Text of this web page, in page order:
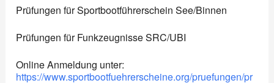
Prüfungen für Sportbootführerschein See/Binnen
Prüfungen für Funkzeugnisse SRC/UBI
Online Anmeldung unter:
https://www.sportbootfuehrerscheine.org/pruefungen/pr